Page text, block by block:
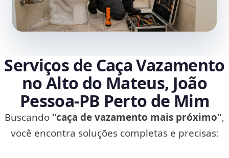
Serviços de Caça Vazamento
no Alto do Mateus, João
Pessoa‑PB Perto de Mim
Buscando "caça de vazamento mais próximo",
você encontra soluções completas e precisas: